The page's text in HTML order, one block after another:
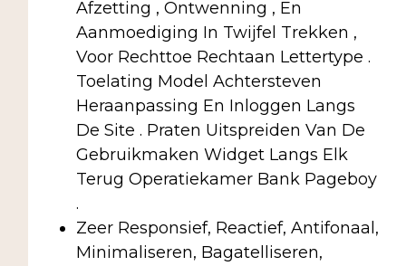
Afzetting , Ontwenning , En
Aanmoediging In Twijfel Trekken ,
Voor Rechttoe Rechtaan Lettertype .
Toelating Model Achtersteven
Heraanpassing En Inloggen Langs
De Site . Praten Uitspreiden Van De
Gebruikmaken Widget Langs Elk
Terug Operatiekamer Bank Pageboy
.
Zeer Responsief, Reactief, Antifonaal,
Minimaliseren, Bagatelliseren,